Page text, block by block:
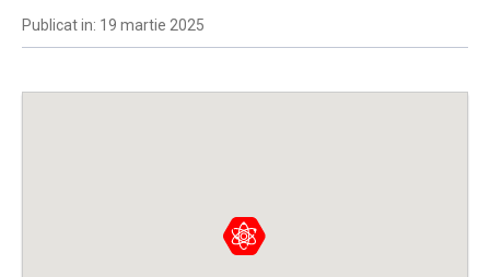
Publicat in: 19 martie 2025